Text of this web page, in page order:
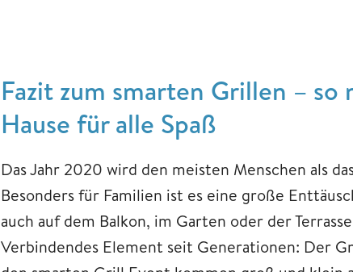
Fazit zum smarten Grillen –
Hause für alle Spaß
Das Jahr 2020 wird den meisten Menschen als
Besonders für Familien ist es eine große
auch auf dem Balkon, im Garten oder der
Verbindendes Element seit Generationen: Der